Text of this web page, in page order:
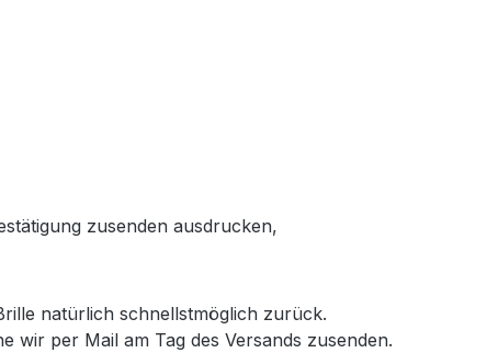
zusenden ausdrucken,
natürlich schnellstmöglich zurück.
wir per Mail am Tag des Versands zusenden.